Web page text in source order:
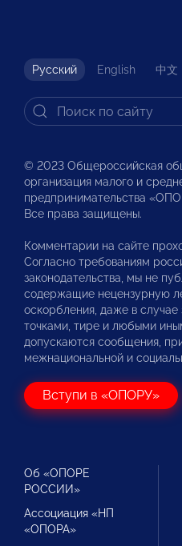
Русский English 中文
© 2023 Общероссийская
организация малого и
предпринимательства
Все права защищены.
Комментарии на сайте
Согласно требованиям
законодательства, мы не
содержащие нецензурную
оскорбления, даже в случае
точками, тире и любыми
допускаются сообщения,
межнациональной и
Вступи в «ОПОРУ»
Об «ОПОРЕ
РОССИИ»
Ассоциация «НП
«ОПОРА»